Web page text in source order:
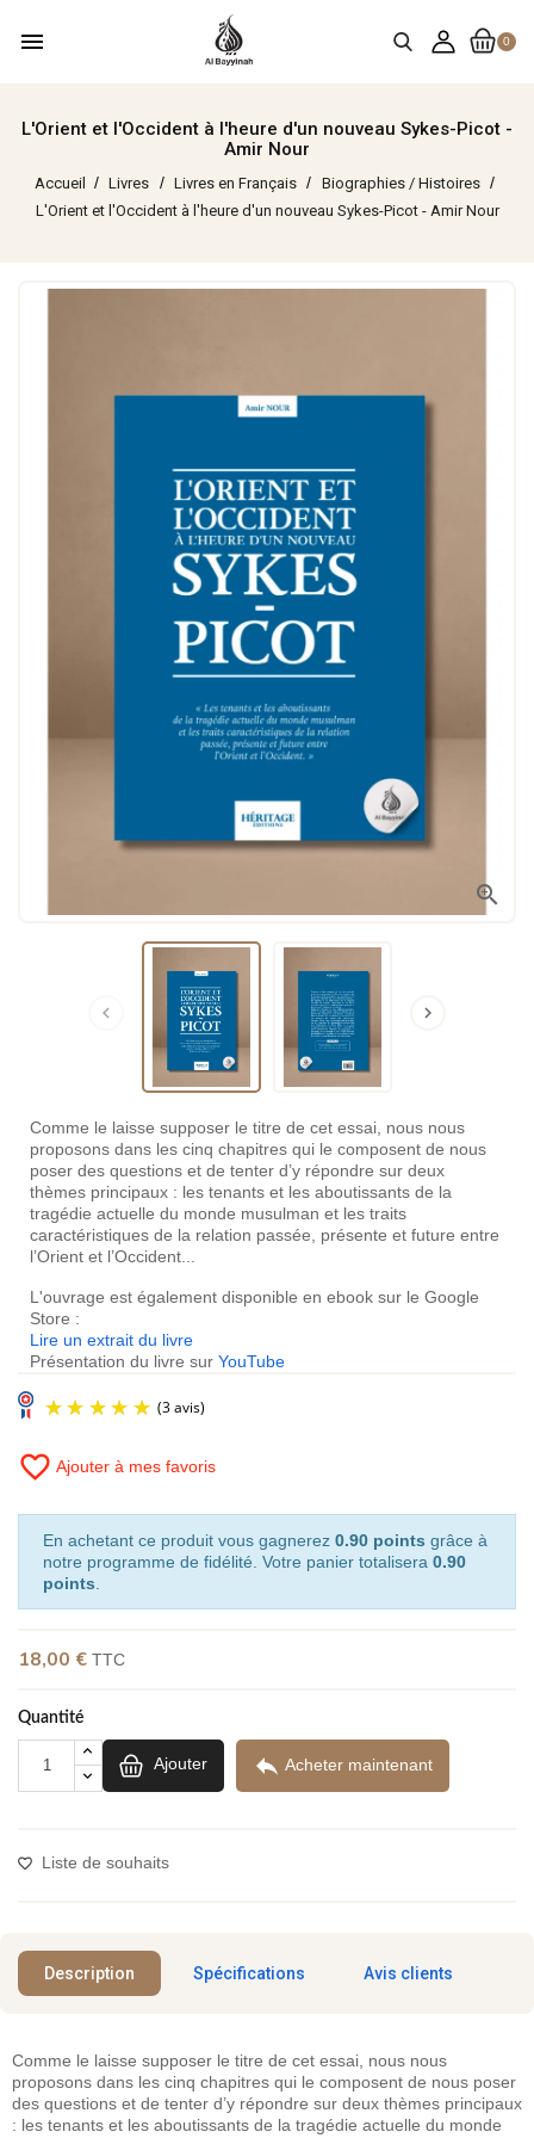
0
menu
L'Orient et l'Occident à l'heure d'un nouveau Sykes-Picot -
Amir Nour
Accueil Livres Livres en Français
Biographies / Histoires
L'Orient et l'Occident à l'heure d'un nouveau Sykes-Picot - Amir Nour

 
Comme le laisse supposer le titre de cet essai, nous nous
proposons dans les cinq chapitres qui le composent de nous
poser des questions et de tenter d’y répondre sur deux
thèmes principaux : les tenants et les aboutissants de la
tragédie actuelle du monde musulman et les traits
caractéristiques de la relation passée, présente et future entre
l’Orient et l’Occident...
L'ouvrage est également disponible en ebook sur le Google
Store :
Lire un extrait du livre
Présentation du livre sur YouTube
favorite_border Ajouter à mes favoris
En achetant ce produit vous gagnerez 0.90 points grâce à
notre programme de fidélité. Votre panier totalisera 0.90
points
18,00 € TTC
Quantité
Ajouter  Acheter maintenant
Liste de souhaits
Description Spécifications Avis clients
Comme le laisse supposer le titre de cet essai, nous nous
proposons dans les cinq chapitres qui le composent de nous poser
des questions et de tenter d’y répondre sur deux thèmes principaux
: les tenants et les aboutissants de la tragédie actuelle du monde